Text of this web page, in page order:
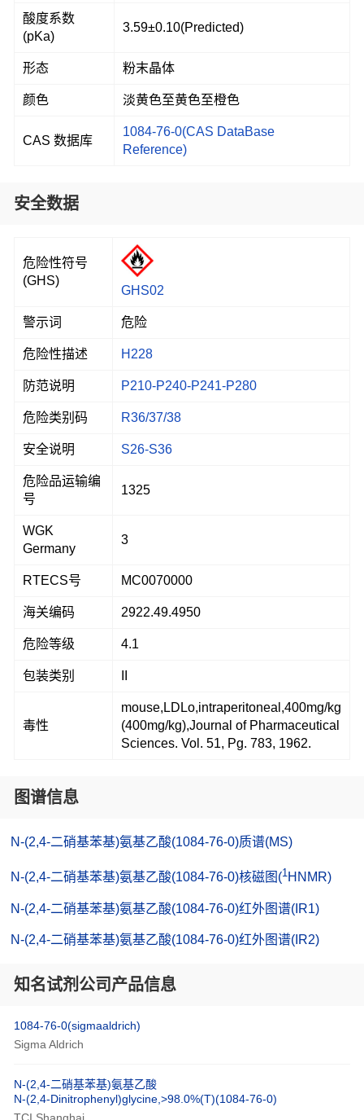
酸度系数
(pKa)
3.59±0.10(Predicted)
形态 粉末晶体
颜色 淡黄色至黄色至橙色
CAS 数据库
1084-76-0(CAS DataBase
Reference)
安全数据
危险性符号
(GHS)
GHS02
警示词 危险
危险性描述 H228
防范说明 P210-P240-P241-P280
危险类别码 R36/37/38
安全说明 S26-S36
危险品运输编
号
1325
WGK
Germany
3
RTECS号 MC0070000
海关编码 2922.49.4950
危险等级 4.1
包装类别
毒性
mouse,LDLo,intraperitoneal,400mg/kg
(400mg/kg),Journal of Pharmaceutical
Sciences. Vol. 51, Pg. 783, 1962.
图谱信息
N-(2,4-二硝基苯基)氨基乙酸(1084-76-0)质谱(MS)
N-(2,4-二硝基苯基)氨基乙酸(1084-76-0)核磁图(1HNMR)
N-(2,4-二硝基苯基)氨基乙酸(1084-76-0)红外图谱(IR1)
N-(2,4-二硝基苯基)氨基乙酸(1084-76-0)红外图谱(IR2)
知名试剂公司产品信息
1084-76-0(sigmaaldrich)
Sigma Aldrich
N-(2,4-二硝基苯基)氨基乙酸
N-(2,4-Dinitrophenyl)glycine,>98.0%(T)(1084-76-0)